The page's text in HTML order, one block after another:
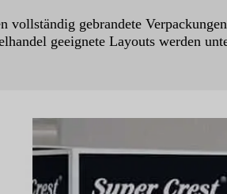
vollständig gebrandete
geeignete Layouts werden